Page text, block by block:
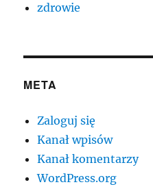
zdrowie
META
Zaloguj się
Kanał wpisów
Kanał komentarzy
WordPress.org